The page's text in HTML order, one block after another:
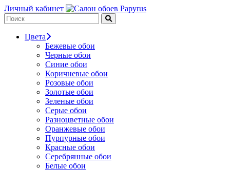
Личный кабинет
Цвета
Бежевые обои
Черные обои
Синие обои
Коричневые обои
Розовые обои
Золотые обои
Зеленые обои
Серые обои
Разноцветные обои
Оранжевые обои
Пурпурные обои
Красные обои
Серебрянные обои
Белые обои